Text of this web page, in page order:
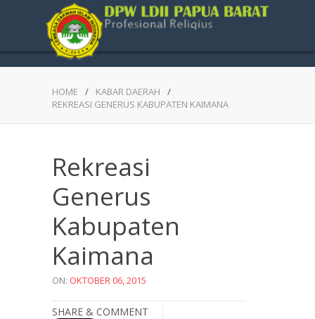
HOME / KABAR DAERAH
/
REKREASI GENERUS KABUPATEN KAIMANA
Rekreasi
Generus
Kabupaten
Kaimana
ON: OKTOBER 06, 2015
SHARE & COMMENT